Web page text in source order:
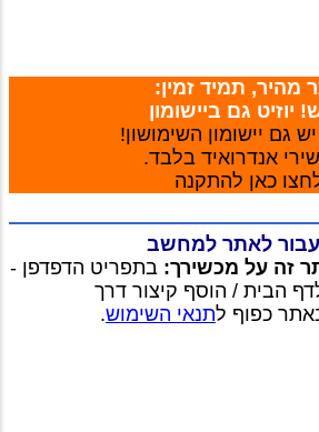
מהיר, תמיד זמין:
יוזיט גם ביישומון
גם יישומון השימושון!
אנדרואיד בלבד.
כאן להתקנה
לאתר למחשב
זה על מכשירך: בתפריט הדפדפן -
הבית / הוסף קיצור דרך
כפוף לתנאי השימוש.